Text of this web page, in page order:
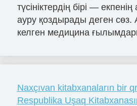
түсініктердің бірі —
ауру қоздырады деген сөз.
келген медицина
Naxçıvan kitabxanaların bir
Respublika Uşaq